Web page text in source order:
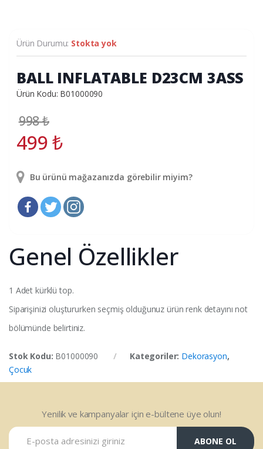
Ürün Durumu: Stokta yok
BALL INFLATABLE D23CM 3ASS
Ürün Kodu: B01000090
998₺
499₺
Bu ürünü mağazanızda görebilir miyim?
Genel Özellikler
1 Adet kürklü top.
Siparişinizi oluştururken seçmiş olduğunuz ürün renk detayını not
bölümünde belirtiniz.
Stok Kodu: B01000090 Kategoriler: Dekorasyon,
Çocuk
Yenilik ve kampanyalar için e-bültene üye olun!
ABONE OL